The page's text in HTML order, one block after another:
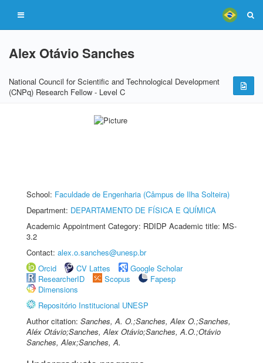
Alex Otávio Sanches
National Council for Scientific and Technological Development
(CNPq) Research Fellow - Level C
School: Faculdade de Engenharia (Câmpus de Ilha Solteira)
Department: DEPARTAMENTO DE FÍSICA E QUÍMICA
Academic Appointment Category: RDIDP Academic title: MS-
3.2
Contact: alex.o.sanches@unesp.br
Orcid
CV Lattes
Google Scholar
ResearcherID
Scopus
Fapesp
Dimensions
Repositório Institucional UNESP
Author citation: Sanches, A. O.;Sanches, Alex O.;Sanches,
Aléx Otávio;Sanches, Alex Otávio;Sanches, A.O.;Otávio
Sanches, Alex;Sanches, A.